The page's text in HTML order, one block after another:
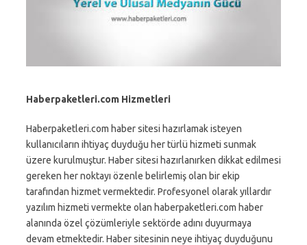
Haberpaketleri.com Hizmetleri
Haberpaketleri.com haber sitesi hazırlamak isteyen
kullanıcıların ihtiyaç duyduğu her türlü hizmeti sunmak
üzere kurulmuştur. Haber sitesi hazırlanırken dikkat edilmesi
gereken her noktayı özenle belirlemiş olan bir ekip
tarafından hizmet vermektedir. Profesyonel olarak yıllardır
yazılım hizmeti vermekte olan haberpaketleri.com haber
alanında özel çözümleriyle sektörde adını duyurmaya
devam etmektedir. Haber sitesinin neye ihtiyaç duyduğunu